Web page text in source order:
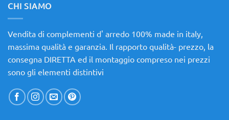
CHI SIAMO
Vendita di complementi d' arredo 100% made in italy,
massima qualità e garanzia. Il rapporto qualità- prezzo, la
consegna DIRETTA ed il montaggio compreso nei prezzi
sono gli elementi distintivi